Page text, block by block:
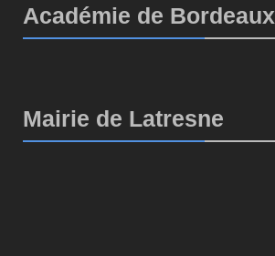
Académie de Bordeaux
Mairie de Latresne